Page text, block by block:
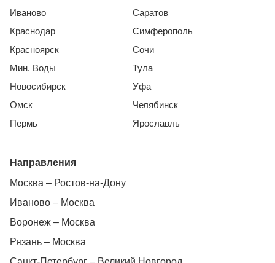
Иваново
Краснодар
Красноярск
Мин. Воды
Новосибирск
Омск
Пермь
Саратов
Симферополь
Сочи
Тула
Уфа
Челябинск
Ярославль
Направления
Москва – Ростов-на-Дону
Иваново – Москва
Воронеж – Москва
Рязань – Москва